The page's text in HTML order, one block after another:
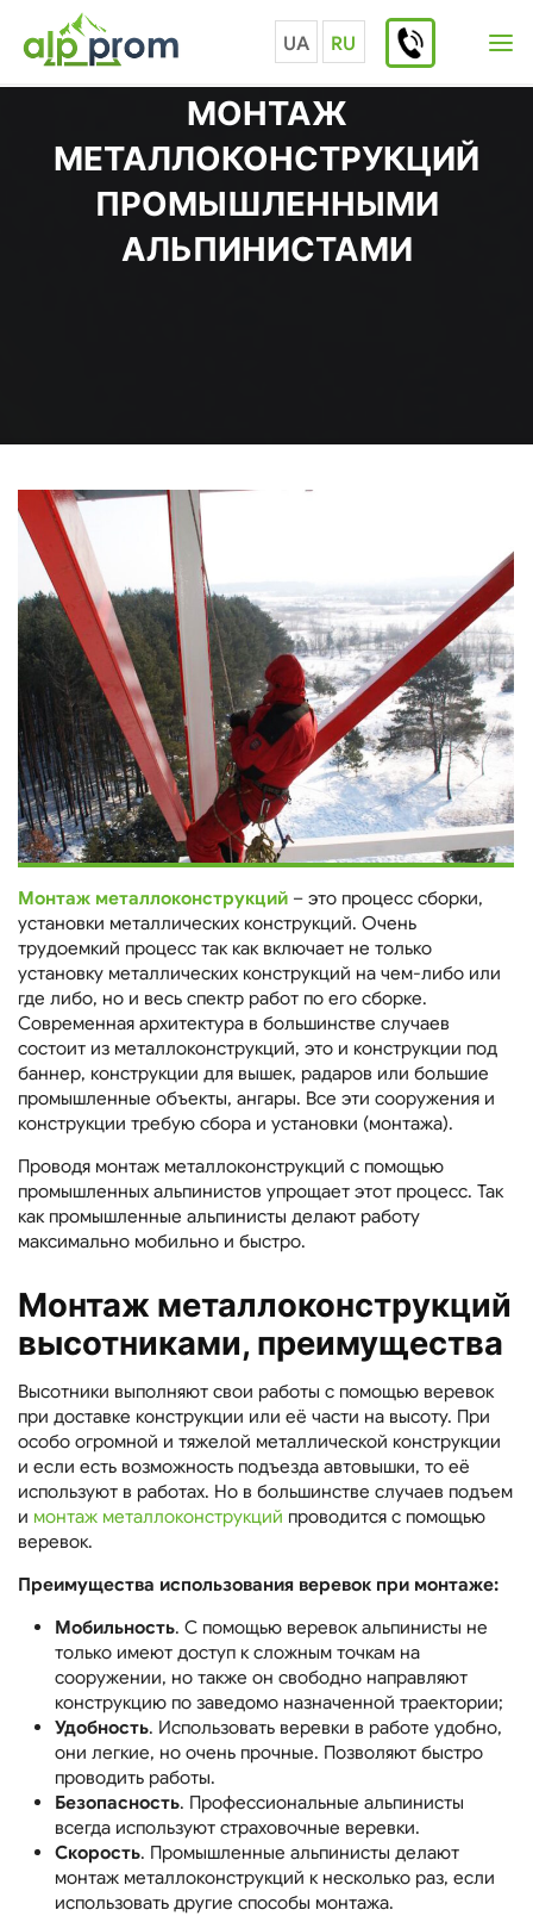
содержимому
UA RU
МОНТАЖ
МЕТАЛЛОКОНСТРУКЦИЙ
ПРОМЫШЛЕННЫМИ
АЛЬПИНИСТАМИ
Монтаж металлоконструкций – это процесс сборки,
установки металлических конструкций. Очень
трудоемкий процесс так как включает не только
установку металлических конструкций на чем-либо или
где либо, но и весь спектр работ по его сборке.
Современная архитектура в большинстве случаев
состоит из металлоконструкций, это и конструкции под
баннер, конструкции для вышек, радаров или большие
промышленные объекты, ангары. Все эти сооружения и
конструкции требую сбора и установки (монтажа).
Проводя монтаж металлоконструкций с помощью
промышленных альпинистов упрощает этот процесс. Так
как промышленные альпинисты делают работу
максимально мобильно и быстро.
Монтаж металлоконструкций
высотниками, преимущества
Высотники выполняют свои работы с помощью веревок
при доставке конструкции или её части на высоту. При
особо огромной и тяжелой металлической конструкции
и если есть возможность подъезда автовышки, то её
используют в работах. Но в большинстве случаев подъем
и монтаж металлоконструкций проводится с помощью
веревок.
Преимущества использования веревок при монтаже:
Мобильность. С помощью веревок альпинисты не
только имеют доступ к сложным точкам на
сооружении, но также он свободно направляют
конструкцию по заведомо назначенной траектории;
Удобность. Использовать веревки в работе удобно,
они легкие, но очень прочные. Позволяют быстро
проводить работы.
Безопасность. Профессиональные альпинисты
всегда используют страховочные веревки.
Скорость. Промышленные альпинисты делают
монтаж металлоконструкций к несколько раз, если
использовать другие способы монтажа.